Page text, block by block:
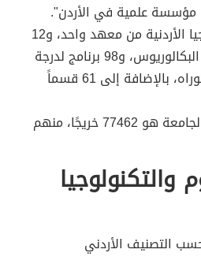
مؤسسة علمية في الأردن".
تتكون جامعة العلوم والتكنولوجيا الأردنية من معهد واحد، و12
كلية مختلفة، و45 برنامج لدرجة البكالوريوس، و98 برنامج لدرجة
الماجستير، وبرنامجين لدرجة دكتوراه، بالإضافة إلى 61 قسماً
يبلغ عدد الخريجين منذ تأسيس الجامعة هو 77462 خريجًا، منهم
التصنيف الأردني